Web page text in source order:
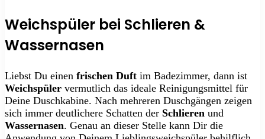
Weichspüler bei Schlieren &
Wassernasen
Liebst Du einen frischen Duft im Badezimmer, dann ist
Weichspüler vermutlich das ideale Reinigungsmittel für
Deine Duschkabine. Nach mehreren Duschgängen zeigen
sich immer deutlichere Schatten der Schlieren und
Wassernasen. Genau an dieser Stelle kann Dir die